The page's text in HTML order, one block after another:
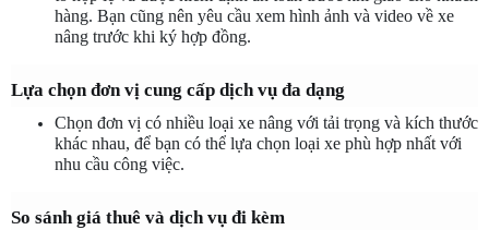
hàng. Bạn cũng nên yêu cầu xem hình ảnh và video về xe
nâng trước khi ký hợp đồng.
Lựa chọn đơn vị cung cấp dịch vụ đa dạng
Chọn đơn vị có nhiều loại xe nâng với tải trọng và kích thước
khác nhau, để bạn có thể lựa chọn loại xe phù hợp nhất với
nhu cầu công việc.
So sánh giá thuê và dịch vụ đi kèm